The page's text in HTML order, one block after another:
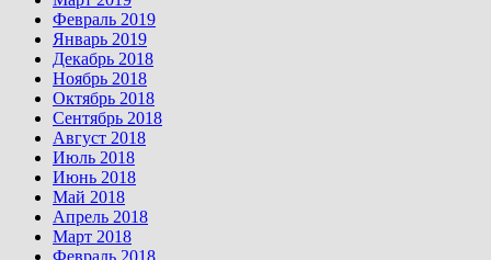
Февраль 2019
Январь 2019
Декабрь 2018
Ноябрь 2018
Октябрь 2018
Сентябрь 2018
Август 2018
Июль 2018
Июнь 2018
Май 2018
Апрель 2018
Март 2018
Февраль 2018